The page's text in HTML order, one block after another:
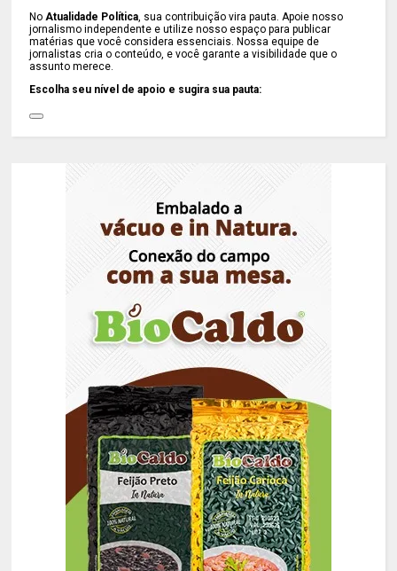
NoAtualidade Política, sua contribuição vira pauta. Apoie nosso
jornalismo independente e utilize nosso espaço para publicar
matérias que você considera essenciais. Nossa equipe de
jornalistas cria o conteúdo, e você garante a visibilidade que o
assunto merece.
Escolha seu nível de apoio e sugira sua pauta: